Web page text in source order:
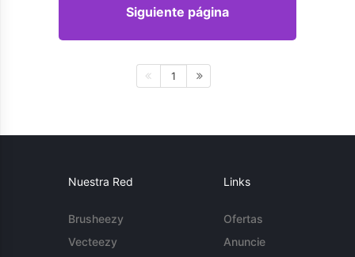
Siguiente página
1
Nuestra Red
Brusheezy
Vecteezy
Links
Ofertas
Anuncie